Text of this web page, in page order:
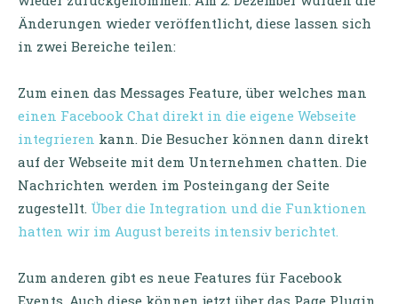
Änderungen wieder veröffentlicht, diese lassen sich
in zwei Bereiche teilen:
Zum einen das Messages Feature, über welches man
einen Facebook Chat direkt in die eigene Webseite
integrieren kann. Die Besucher können dann direkt
auf der Webseite mit dem Unternehmen chatten. Die
Nachrichten werden im Posteingang der Seite
zugestellt. Über die Integration und die Funktionen
hatten wir im August bereits intensiv berichtet.
Zum anderen gibt es neue Features für Facebook
Events. Auch diese können jetzt über das Page Plugin